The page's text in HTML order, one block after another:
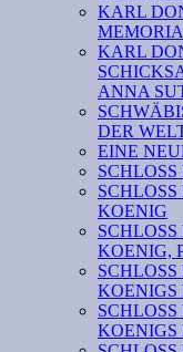
KARL
KARL
ANNA
DER
EINE
KOENIG
KOENIG,
KOENIGS
KOENIGS